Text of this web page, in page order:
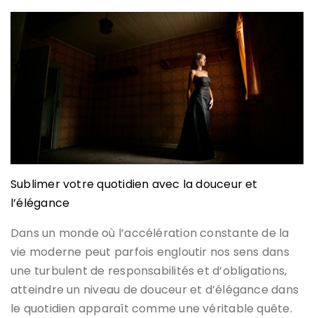
Sublimer votre quotidien avec la douceur et
l’élégance
Dans un monde où l’accélération constante de la
vie moderne peut parfois engloutir nos sens dans
une turbulent de responsabilités et d’obligations,
atteindre un niveau de douceur et d’élégance dans
le quotidien apparaît comme une véritable quête.